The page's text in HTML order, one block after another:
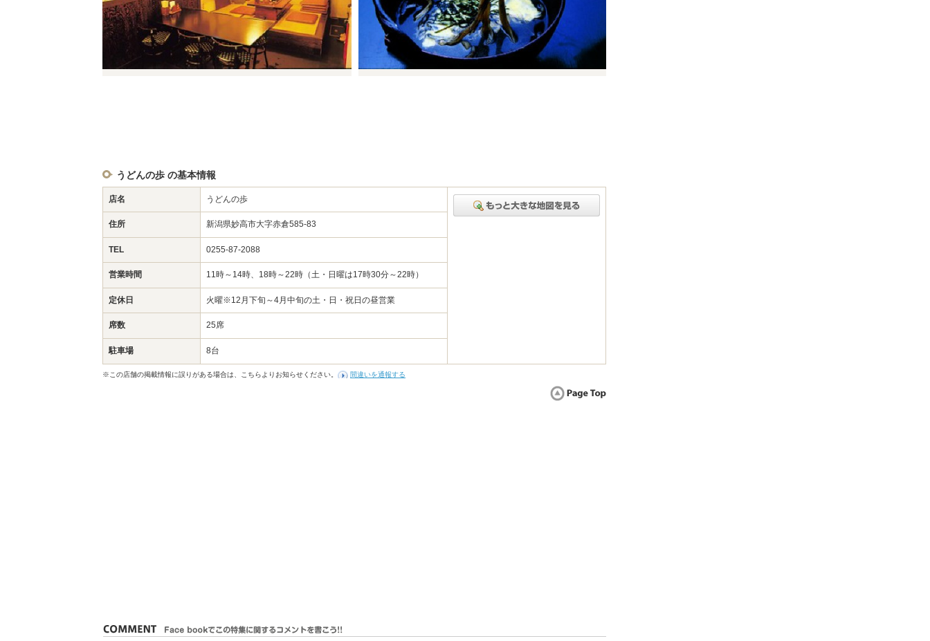
うどんの歩 の基本情報
店名 うどんの歩
住所 新潟県妙高市大字赤倉585-83
TEL 0255-87-2088
営業時間 11時～14時、18時～22時（土・日曜は17時30分～22時）
定休日 火曜※12月下旬～4月中旬の土・日・祝日の昼営業
席数 25席
駐車場 8台
※この店舗の掲載情報に誤りがある場合は、こちらよりお知らせください。 間違いを通報する